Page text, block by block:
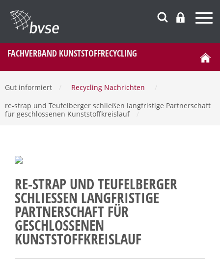
FACHVERBAND KUNSTSTOFFRECYCLING
Gut informiert Recycling Nachrichten
re-strap und Teufelberger schließen langfristige Partnerschaft
für geschlossenen Kunststoffkreislauf
RE-STRAP UND TEUFELBERGER
SCHLIESSEN LANGFRISTIGE P
ARTNERSCHAFT FÜR G
ESCHLOSSENEN K
UNSTSTOFFKREISLAUF